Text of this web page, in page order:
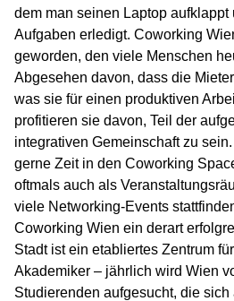
dem man seinen Laptop aufklappt
Aufgaben erledigt. Coworking
geworden, den viele Menschen
Abgesehen davon, dass die
was sie für einen produktiven
profitieren sie davon, Teil der
integrativen Gemeinschaft zu
gerne Zeit in den Coworking
oftmals auch als
viele Networking-Events
Coworking Wien ein derart
Stadt ist ein etabliertes Zentrum
Akademiker – jährlich wird Wien
Studierenden aufgesucht, die